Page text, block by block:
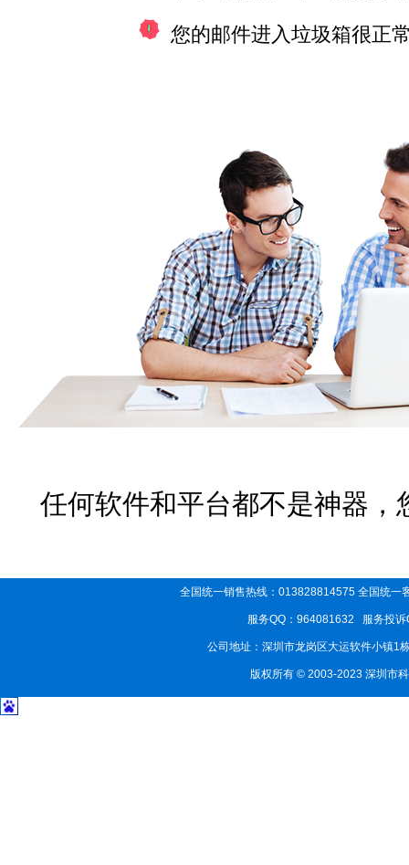
您的邮件进入垃圾箱很正
任何软件和平台都不是神器
全国统一销售热线：013828814575 全国统
服务QQ：964081632 服务投
公司地址：深圳市龙岗区大运软件小镇1
版权所有 © 2003-2023 深圳市